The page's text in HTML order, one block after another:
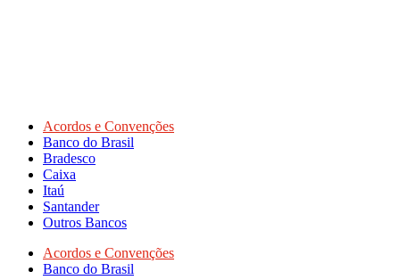
Acordos e Convenções
Banco do Brasil
Bradesco
Caixa
Itaú
Santander
Outros Bancos
Acordos e Convenções
Banco do Brasil